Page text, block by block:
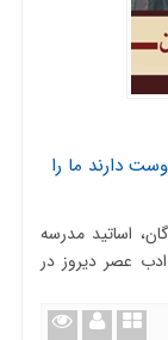
دارند ما را
اساتید مدرسه
عصر دیروز در